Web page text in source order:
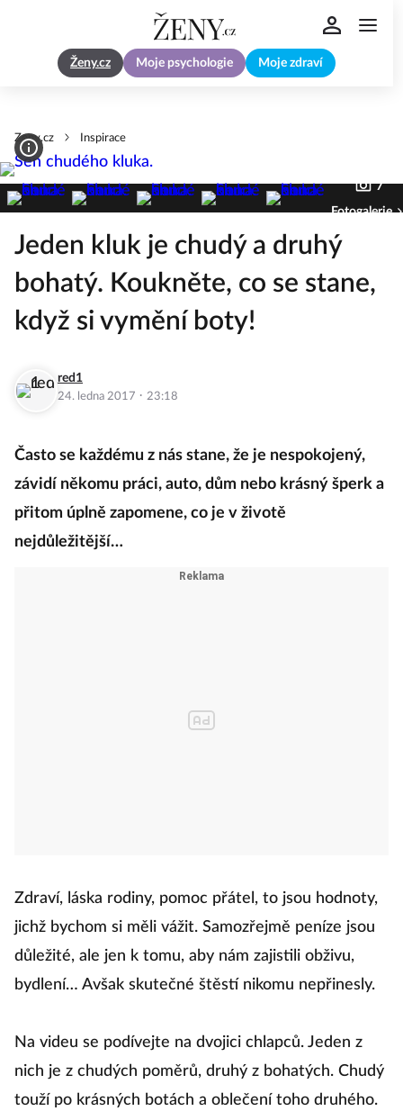
Ženy.cz Moje psychologie Moje zdraví
Zeny.cz Inspirace
7
Fotogalerie
Jeden kluk je chudý a druhý
bohatý. Koukněte, co se stane,
když si vymění boty!
red1
24. ledna 2017 · 23:18
Často se každému z nás stane, že je nespokojený,
závidí někomu práci, auto, dům nebo krásný šperk a
přitom úplně zapomene, co je v životě
nejdůležitější…
Zdraví, láska rodiny, pomoc přátel, to jsou hodnoty,
jichž bychom si měli vážit. Samozřejmě peníze jsou
důležité, ale jen k tomu, aby nám zajistili obživu,
bydlení… Avšak skutečné štěstí nikomu nepřinesly.
Na videu se podívejte na dvojici chlapců. Jeden z
nich je z chudých poměrů, druhý z bohatých. Chudý
touží po krásných botách a oblečení toho druhého.